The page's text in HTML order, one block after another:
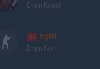
Engin Kupeli
ngiN
Engin Kor